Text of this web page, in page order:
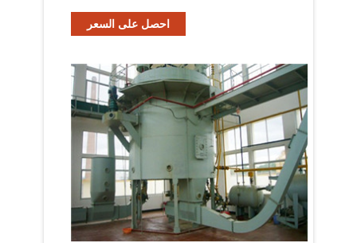
احصل على السعر